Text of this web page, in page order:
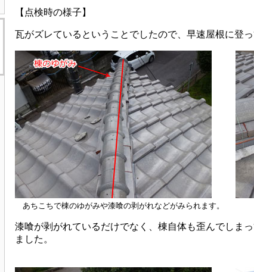
【点検時の様子】
瓦がズレているということでしたので、早速屋根に登
あちこちで棟のゆがみや漆喰の剥がれなどがみられます。
漆喰が剥がれているだけでなく、棟自体も歪んでしま
ました。